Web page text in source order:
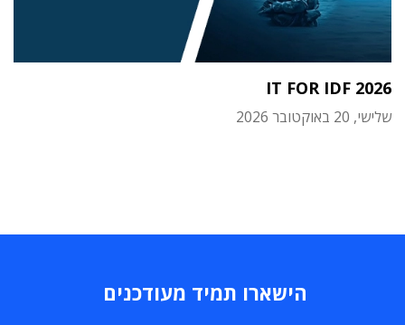
IT FOR IDF 2026
שלישי, 20 באוקטובר 2026
הישארו תמיד מעודכנים